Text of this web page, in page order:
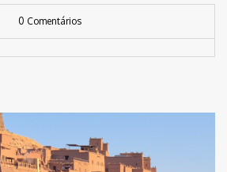
0 Comentários